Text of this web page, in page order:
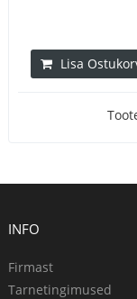
Lisa
INFO
Firmast
Tarnetingimused